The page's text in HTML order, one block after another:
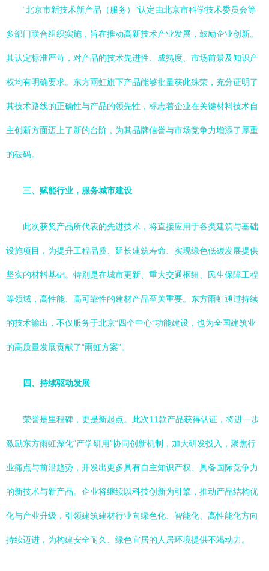
“北京市新技术新产品（服务）”认定由北京市科学技术委员会等
多部门联合组织实施，旨在推动高新技术产业发展，鼓励企业创新。
其认定标准严苛，对产品的技术先进性、成熟度、市场前景及知识产
权均有明确要求。东方雨虹旗下产品能够批量获此殊荣，充分证明了
其技术路线的正确性与产品的领先性，标志着企业在关键材料技术自
主创新方面迈上了新的台阶，为其品牌信誉与市场竞争力增添了厚重
的砝码。
三、赋能行业，服务城市建设
此次获奖产品所代表的先进技术，将直接应用于各类建筑与基础
设施项目，为提升工程品质、延长建筑寿命、实现绿色低碳发展提供
坚实的材料基础。特别是在城市更新、重大交通枢纽、民生保障工程
等领域，高性能、高可靠性的建材产品至关重要。东方雨虹通过持续
的技术输出，不仅服务于北京“四个中心”功能建设，也为全国建筑业
的高质量发展贡献了“雨虹方案”。
四、持续驱动发展
荣誉是里程碑，更是新起点。此次11款产品获得认证，将进一步
激励东方雨虹深化“产学研用”协同创新机制，加大研发投入，聚焦行
业痛点与前沿趋势，开发出更多具有自主知识产权、具备国际竞争力
的新技术与新产品。企业将继续以科技创新为引擎，推动产品结构优
化与产业升级，引领建筑建材行业向绿色化、智能化、高性能化方向
持续迈进，为构建安全耐久、绿色宜居的人居环境提供不竭动力。